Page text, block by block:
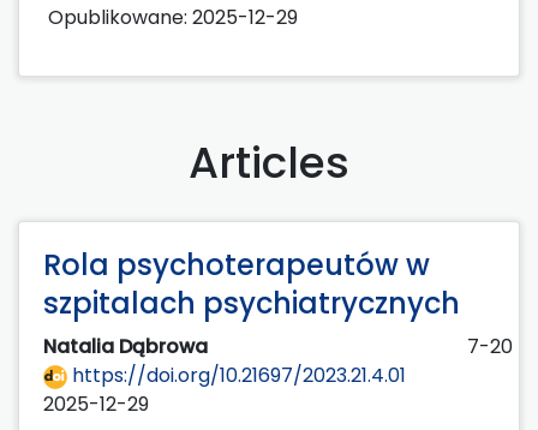
Opublikowane: 2025-12-29
Articles
Rola psychoterapeutów w
szpitalach psychiatrycznych
Natalia Dąbrowa
7-20
https://doi.org/10.21697/2023.21.4.01
2025-12-29